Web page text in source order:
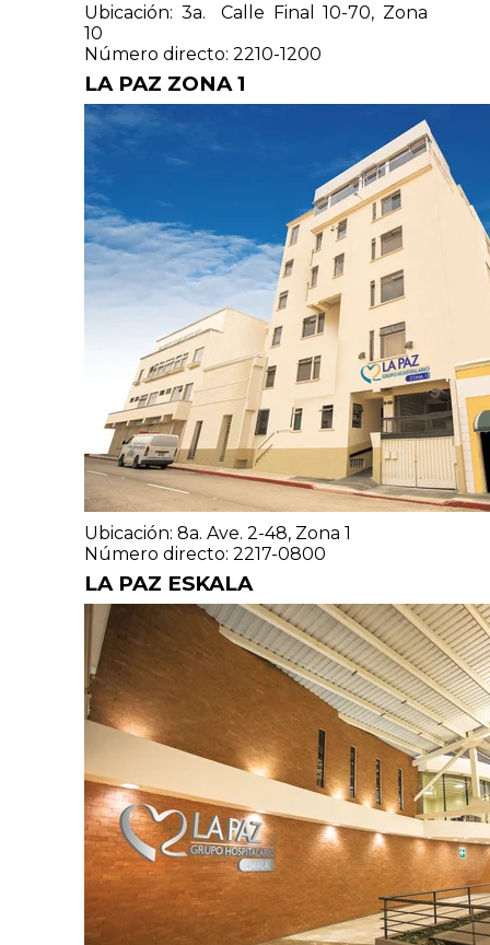
Ubicación: 3a. Calle Final 10-70, Zona
10
Número directo: 2210-1200
LA PAZ ZONA 1
Ubicación: 8a. Ave. 2-48, Zona 1
Número directo: 2217-0800
LA PAZ ESKALA